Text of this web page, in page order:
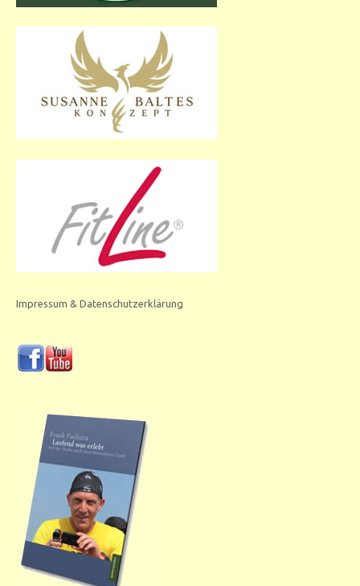
Impressum & Datenschutzerklärung